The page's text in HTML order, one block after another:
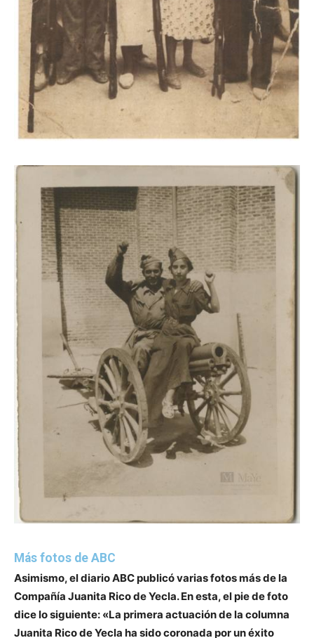
Más fotos de ABC
Asimismo, el diario ABC publicó varias fotos más de la
Compañía Juanita Rico de Yecla. En esta, el pie de foto
dice lo siguiente: «La primera actuación de la columna
Juanita Rico de Yecla ha sido coronada por un éxito